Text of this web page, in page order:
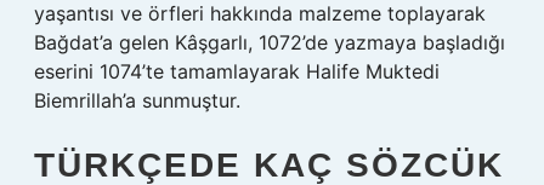
yaşantısı ve örfleri hakkında malzeme toplayarak
Bağdat’a gelen Kâşgarlı, 1072’de yazmaya başladığı
eserini 1074’te tamamlayarak Halife Muktedi
Biemrillah’a sunmuştur.
TÜRKÇEDE KAÇ SÖZCÜK